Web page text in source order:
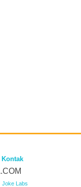
Kontak
Joke Labs